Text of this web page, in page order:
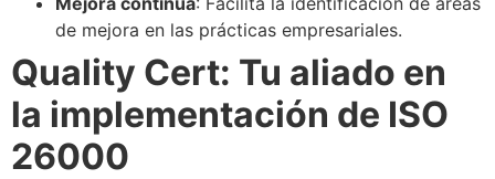
de mejora en las prácticas empresariales.
Quality Cert: Tu aliado en
la implementación de ISO
26000